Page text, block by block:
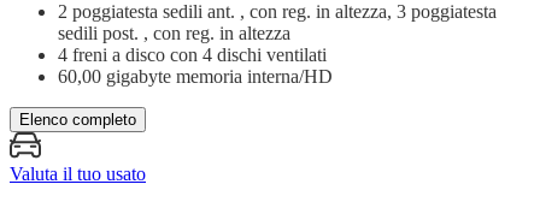
2 poggiatesta sedili ant. , con reg. in altezza, 3 poggiatesta
sedili post. , con reg. in altezza
4 freni a disco con 4 dischi ventilati
60,00 gigabyte memoria interna/HD
Elenco completo
Valuta il tuo usato